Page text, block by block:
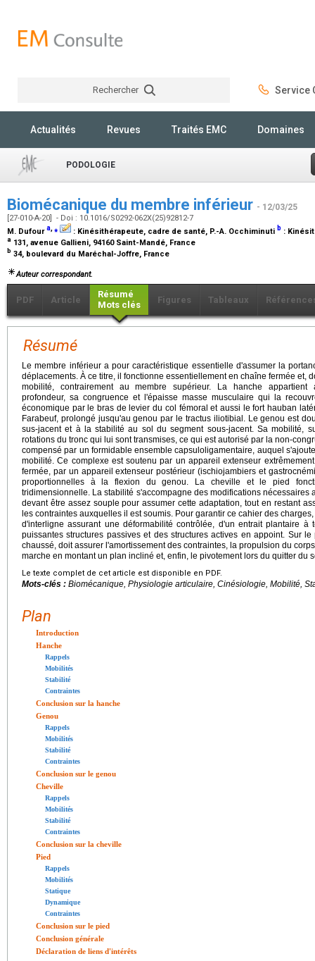
Rechercher Service
Actualités Revues Traités EMC Domaines
PODOLOGIE
Biomécanique du membre inférieur - 12/03/25
[27-010-A-20] - Doi : 10.1016/S0292-062X(25)92812-7
M. Dufoura,⁎ : Kinésithérapeute, cadre de santé, P.-A. Occhiminuti b :
a 131, avenue Gallieni, 94160 Saint-Mandé, France
b 34, boulevard du Maréchal-Joffre, France
Auteur correspondant.
PDF Article
Résumé
Mots clés
Figures Tableaux
Résumé
Le membre inférieur a pour caractéristique essentielle d'assumer la
déplacements. À ce titre, il fonctionne essentiellement en chaîne fermée et,
mobilité, contrairement au membre supérieur. La hanche appartient
profondeur, sa congruence et l'épaisse masse musculaire qui la
économique par le bras de levier du col fémoral et aussi le fort hauban
Farabeuf, prolongé jusqu'au genou par le tractus iliotibial. Le genou est
sus-jacent et à la stabilité au sol du segment sous-jacent. Sa mobilité,
rotations du tronc qui lui sont transmises, ce qui est autorisé par la non-
compensé par un formidable ensemble capsuloligamentaire, auquel
mobilité. Ce complexe est soutenu par un appareil extenseur
fermée, par un appareil extenseur postérieur (ischiojambiers et
proportionnelles à la flexion du genou. La cheville et le pied
tridimensionnelle. La stabilité s'accompagne des modifications
devant être assez souple pour assumer cette adaptation, tout en restant
les contraintes auxquelles il est soumis. Pour garantir ce cahier des
d'interligne assurant une déformabilité contrôlée, d'un entrait plantaire
puissantes structures passives et des structures actives en appoint. Sur
chaussé, doit assurer l'amortissement des contraintes, la propulsion du
marche en montant un plan incliné et, enfin, le pivotement lors du quitter du
Le texte complet de cet article est disponible en PDF.
Mots-clés : Biomécanique, Physiologie articulaire, Cinésiologie, Mobilité,
Plan
Introduction
Hanche
Rappels
Mobilités
Stabilité
Contraintes
Conclusion sur la hanche
Genou
Rappels
Mobilités
Stabilité
Contraintes
Conclusion sur le genou
Cheville
Rappels
Mobilités
Stabilité
Contraintes
Conclusion sur la cheville
Pied
Rappels
Mobilités
Statique
Dynamique
Contraintes
Conclusion sur le pied
Conclusion générale
Déclaration de liens d'intérêts